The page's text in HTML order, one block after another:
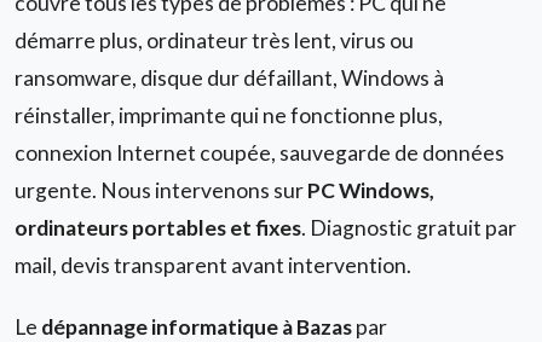
démarre plus, ordinateur très lent, virus ou
ransomware, disque dur défaillant, Windows à
réinstaller, imprimante qui ne fonctionne plus,
connexion Internet coupée, sauvegarde de données
urgente. Nous intervenons surPC Windows,
ordinateurs portables et fixes. Diagnostic gratuit par
mail, devis transparent avant intervention.
Le dépannage informatique à Bazaspar